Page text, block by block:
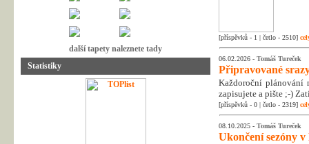
další tapety naleznete tady
Statistiky
[příspěvků - 1 | četlo - 2510]
06.02.2026 - Tomáš Tureček
Připravované
Každoroční plánování
zapisujete a pište ;-)
[příspěvků - 0 | četlo - 2319]
08.10.2025 - Tomáš Tureček
Ukončení sezóny v